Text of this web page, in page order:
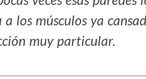
los músculos ya
muy particular.